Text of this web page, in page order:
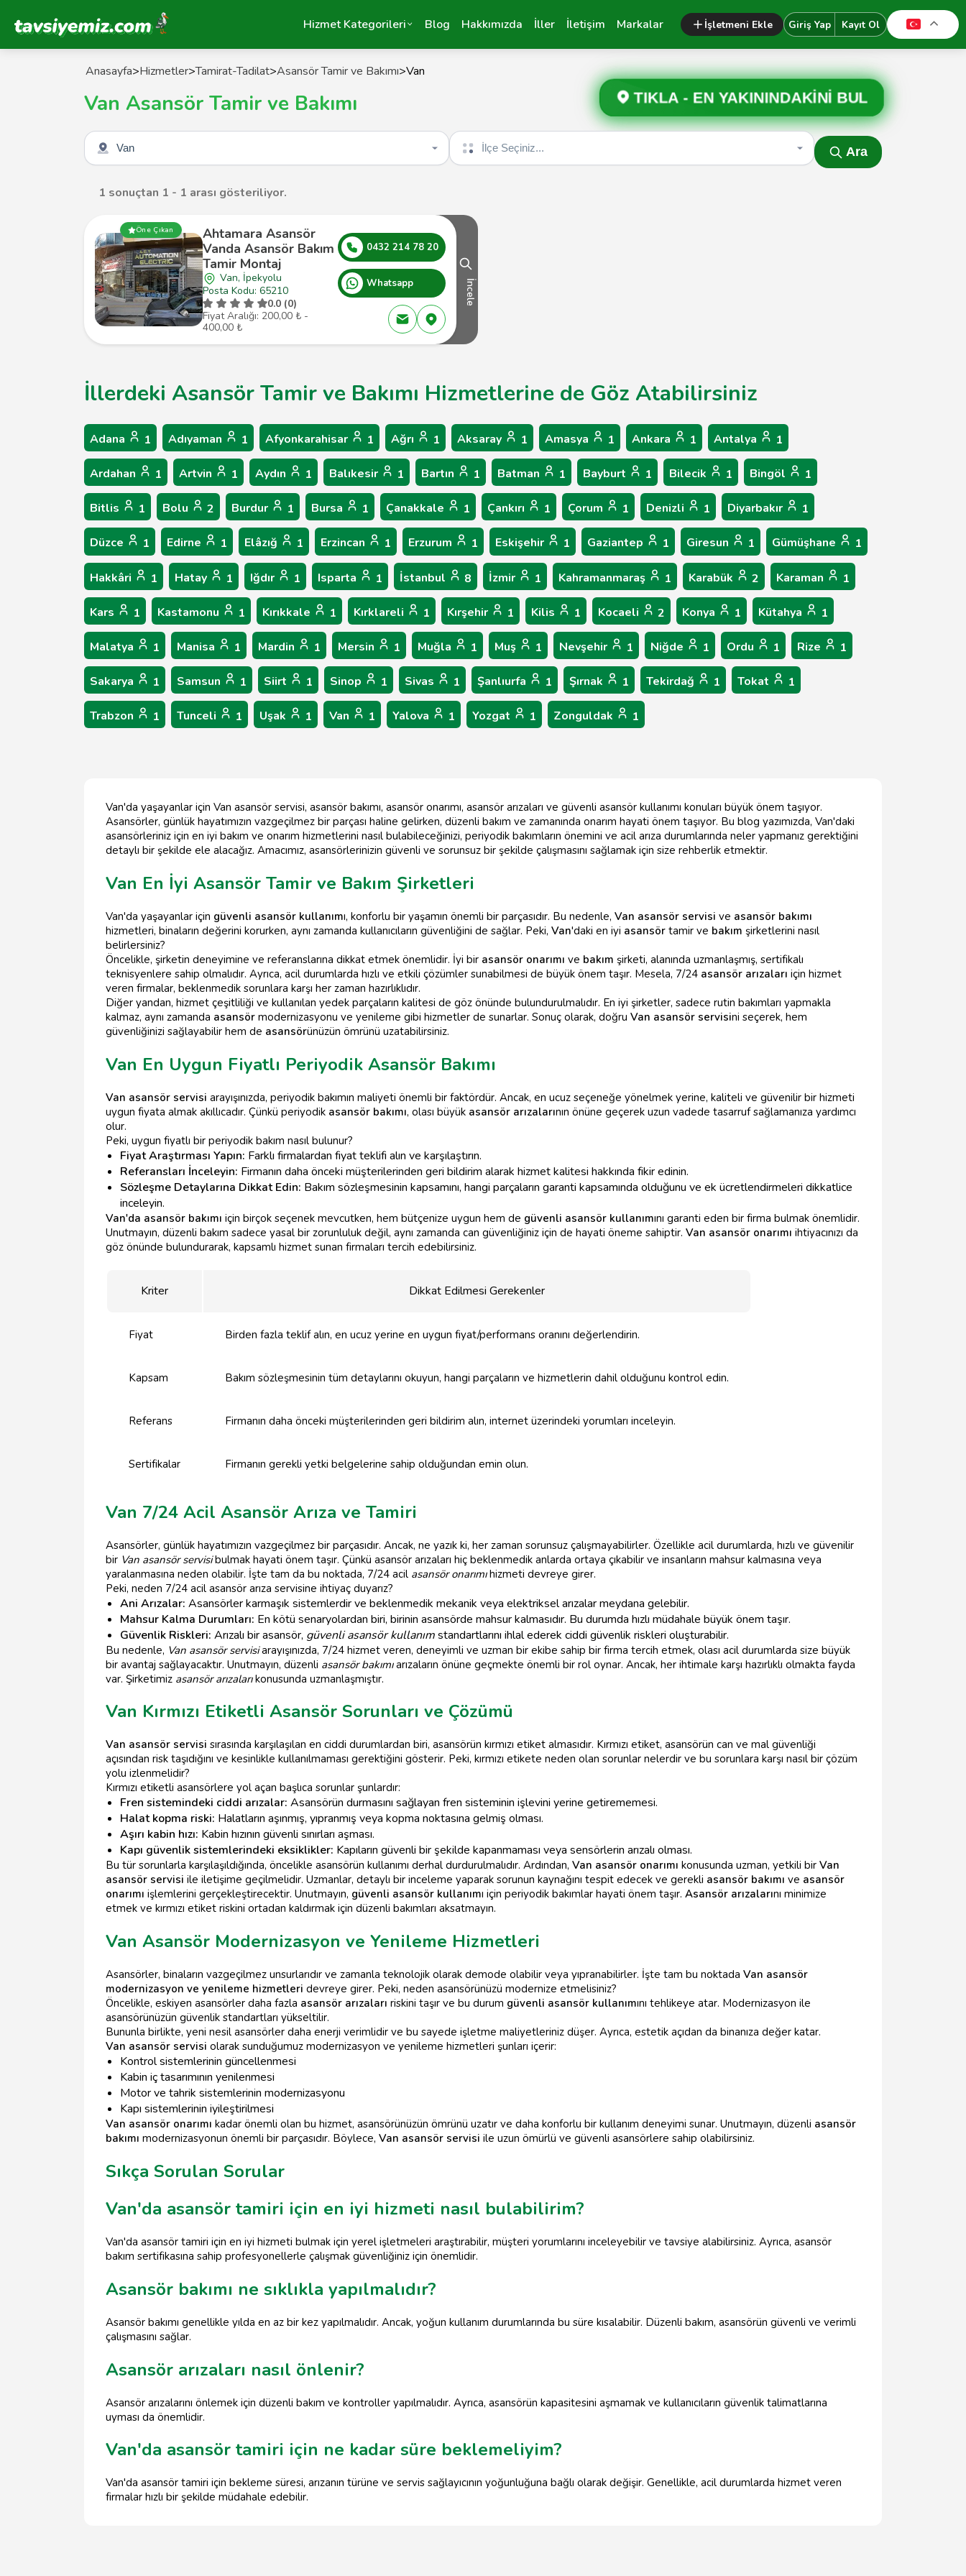
Tavsiyemiz Anasayfa Hizmet Kategorileri Blog Hakkımızda İller İletişim Markalar İşletmeni Ekle Giriş Yap Kayıt Ol
Anasayfa>Hizmetler>Tamirat-Tadilat>Asansör Tamir ve Bakımı>Van
Van Asansör Tamir ve Bakımı TIKLA - EN YAKININDAKİNİ BUL
Şehir seçin İlçe seçin
Ara
1 sonuçtan 1 - 1 arası gösteriliyor.
Öne Çıkan
Ahtamara Asansör
Vanda Asansör Bakım
Tamir Montaj
Van, İpekyolu
Posta Kodu: 65210
0.0 (0)
Fiyat Aralığı: 200,00 ₺ -
400,00 ₺
0432 214 78 20
Whatsapp İncele
İllerdeki Asansör Tamir ve Bakımı Hizmetlerine de Göz Atabilirsiniz
Adana 1 Adıyaman 1 Afyonkarahisar 1 Ağrı 1 Aksaray 1 Amasya 1 Ankara 1 Antalya 1
Ardahan 1 Artvin 1 Aydın 1 Balıkesir 1 Bartın 1 Batman 1 Bayburt 1 Bilecik 1 Bingöl 1
Bitlis 1 Bolu 2 Burdur 1 Bursa 1 Çanakkale 1 Çankırı 1 Çorum 1 Denizli 1 Diyarbakır 1
Düzce 1 Edirne 1 Elâzığ 1 Erzincan 1 Erzurum 1 Eskişehir 1 Gaziantep 1 Giresun 1 Gümüşhane 1
Hakkâri 1 Hatay 1 Iğdır 1 Isparta 1 İstanbul 8 İzmir 1 Kahramanmaraş 1 Karabük 2 Karaman 1
Kars 1 Kastamonu 1 Kırıkkale 1 Kırklareli 1 Kırşehir 1 Kilis 1 Kocaeli 2 Konya 1 Kütahya 1
Malatya 1 Manisa 1 Mardin 1 Mersin 1 Muğla 1 Muş 1 Nevşehir 1 Niğde 1 Ordu 1 Rize 1
Sakarya 1 Samsun 1 Siirt 1 Sinop 1 Sivas 1 Şanlıurfa 1 Şırnak 1 Tekirdağ 1 Tokat 1
Trabzon 1 Tunceli 1 Uşak 1 Van 1 Yalova 1 Yozgat 1 Zonguldak 1
Van'da yaşayanlar için Van asansör servisi, asansör bakımı, asansör onarımı, asansör arızaları ve güvenli asansör kullanımı konuları büyük önem taşıyor.
Asansörler, günlük hayatımızın vazgeçilmez bir parçası haline gelirken, düzenli bakım ve zamanında onarım hayati önem taşıyor. Bu blog yazımızda, Van'daki
asansörleriniz için en iyi bakım ve onarım hizmetlerini nasıl bulabileceğinizi, periyodik bakımların önemini ve acil arıza durumlarında neler yapmanız gerektiğini
detaylı bir şekilde ele alacağız. Amacımız, asansörlerinizin güvenli ve sorunsuz bir şekilde çalışmasını sağlamak için size rehberlik etmektir.
Van En İyi Asansör Tamir ve Bakım Şirketleri
Van'da yaşayanlar için güvenli asansör kullanımı, konforlu bir yaşamın önemli bir parçasıdır. Bu nedenle, Van asansör servisi ve asansör bakımı
hizmetleri, binaların değerini korurken, aynı zamanda kullanıcıların güvenliğini de sağlar. Peki, Van'daki en iyi asansör tamir ve bakım şirketlerini nasıl
belirlersiniz?
Öncelikle, şirketin deneyimine ve referanslarına dikkat etmek önemlidir. İyi bir asansör onarımı ve bakım şirketi, alanında uzmanlaşmış, sertifikalı
teknisyenlere sahip olmalıdır. Ayrıca, acil durumlarda hızlı ve etkili çözümler sunabilmesi de büyük önem taşır. Mesela, 7/24 asansör arızaları için hizmet
veren firmalar, beklenmedik sorunlara karşı her zaman hazırlıklıdır.
Diğer yandan, hizmet çeşitliliği ve kullanılan yedek parçaların kalitesi de göz önünde bulundurulmalıdır. En iyi şirketler, sadece rutin bakımları yapmakla
kalmaz, aynı zamanda asansör modernizasyonu ve yenileme gibi hizmetler de sunarlar. Sonuç olarak, doğru Van asansör servisini seçerek, hem
güvenliğinizi sağlayabilir hem de asansörünüzün ömrünü uzatabilirsiniz.
Van En Uygun Fiyatlı Periyodik Asansör Bakımı
Van asansör servisi arayışınızda, periyodik bakımın maliyeti önemli bir faktördür. Ancak, en ucuz seçeneğe yönelmek yerine, kaliteli ve güvenilir bir hizmeti
uygun fiyata almak akıllıcadır. Çünkü periyodik asansör bakımı, olası büyük asansör arızalarının önüne geçerek uzun vadede tasarruf sağlamanıza yardımcı
olur.
Peki, uygun fiyatlı bir periyodik bakım nasıl bulunur?
Fiyat Araştırması Yapın: Farklı firmalardan fiyat teklifi alın ve karşılaştırın.
Referansları İnceleyin: Firmanın daha önceki müşterilerinden geri bildirim alarak hizmet kalitesi hakkında fikir edinin.
Sözleşme Detaylarına Dikkat Edin: Bakım sözleşmesinin kapsamını, hangi parçaların garanti kapsamında olduğunu ve ek ücretlendirmeleri dikkatlice
inceleyin.
Van'da asansör bakımı için birçok seçenek mevcutken, hem bütçenize uygun hem de güvenli asansör kullanımını garanti eden bir firma bulmak önemlidir.
Unutmayın, düzenli bakım sadece yasal bir zorunluluk değil, aynı zamanda can güvenliğiniz için de hayati öneme sahiptir. Van asansör onarımı ihtiyacınızı da
göz önünde bulundurarak, kapsamlı hizmet sunan firmaları tercih edebilirsiniz.
Kriter Dikkat Edilmesi Gerekenler
Fiyat Birden fazla teklif alın, en ucuz yerine en uygun fiyat/performans oranını değerlendirin.
Kapsam Bakım sözleşmesinin tüm detaylarını okuyun, hangi parçaların ve hizmetlerin dahil olduğunu kontrol edin.
Referans Firmanın daha önceki müşterilerinden geri bildirim alın, internet üzerindeki yorumları inceleyin.
Sertifikalar Firmanın gerekli yetki belgelerine sahip olduğundan emin olun.
Van 7/24 Acil Asansör Arıza ve Tamiri
Asansörler, günlük hayatımızın vazgeçilmez bir parçasıdır. Ancak, ne yazık ki, her zaman sorunsuz çalışmayabilirler. Özellikle acil durumlarda, hızlı ve güvenilir
bir Van asansör servisibulmak hayati önem taşır. Çünkü asansör arızaları hiç beklenmedik anlarda ortaya çıkabilir ve insanların mahsur kalmasına veya
yaralanmasına neden olabilir. İşte tam da bu noktada, 7/24 acil asansör onarımıhizmeti devreye girer.
Peki, neden 7/24 acil asansör arıza servisine ihtiyaç duyarız?
Ani Arızalar: Asansörler karmaşık sistemlerdir ve beklenmedik mekanik veya elektriksel arızalar meydana gelebilir.
Mahsur Kalma Durumları: En kötü senaryolardan biri, birinin asansörde mahsur kalmasıdır. Bu durumda hızlı müdahale büyük önem taşır.
Güvenlik Riskleri: Arızalı bir asansör, güvenli asansör kullanımstandartlarını ihlal ederek ciddi güvenlik riskleri oluşturabilir.
Bu nedenle, Van asansör servisiarayışınızda, 7/24 hizmet veren, deneyimli ve uzman bir ekibe sahip bir firma tercih etmek, olası acil durumlarda size büyük
bir avantaj sağlayacaktır. Unutmayın, düzenli asansör bakımıarızaların önüne geçmekte önemli bir rol oynar. Ancak, her ihtimale karşı hazırlıklı olmakta fayda
var. Şirketimiz asansör arızalarıkonusunda uzmanlaşmıştır.
Van Kırmızı Etiketli Asansör Sorunları ve Çözümü
Van asansör servisi sırasında karşılaşılan en ciddi durumlardan biri, asansörün kırmızı etiket almasıdır. Kırmızı etiket, asansörün can ve mal güvenliği
açısından risk taşıdığını ve kesinlikle kullanılmaması gerektiğini gösterir. Peki, kırmızı etikete neden olan sorunlar nelerdir ve bu sorunlara karşı nasıl bir çözüm
yolu izlenmelidir?
Kırmızı etiketli asansörlere yol açan başlıca sorunlar şunlardır:
Fren sistemindeki ciddi arızalar: Asansörün durmasını sağlayan fren sisteminin işlevini yerine getirememesi.
Halat kopma riski: Halatların aşınmış, yıpranmış veya kopma noktasına gelmiş olması.
Aşırı kabin hızı: Kabin hızının güvenli sınırları aşması.
Kapı güvenlik sistemlerindeki eksiklikler: Kapıların güvenli bir şekilde kapanmaması veya sensörlerin arızalı olması.
Bu tür sorunlarla karşılaşıldığında, öncelikle asansörün kullanımı derhal durdurulmalıdır. Ardından, Van asansör onarımı konusunda uzman, yetkili bir Van
asansör servisi ile iletişime geçilmelidir. Uzmanlar, detaylı bir inceleme yaparak sorunun kaynağını tespit edecek ve gerekli asansör bakımı ve asansör
onarımı işlemlerini gerçekleştirecektir. Unutmayın, güvenli asansör kullanımı için periyodik bakımlar hayati önem taşır. Asansör arızalarını minimize
etmek ve kırmızı etiket riskini ortadan kaldırmak için düzenli bakımları aksatmayın.
Van Asansör Modernizasyon ve Yenileme Hizmetleri
Asansörler, binaların vazgeçilmez unsurlarıdır ve zamanla teknolojik olarak demode olabilir veya yıpranabilirler. İşte tam bu noktada Van asansör
modernizasyon ve yenileme hizmetleri devreye girer. Peki, neden asansörünüzü modernize etmelisiniz?
Öncelikle, eskiyen asansörler daha fazla asansör arızaları riskini taşır ve bu durum güvenli asansör kullanımını tehlikeye atar. Modernizasyon ile
asansörünüzün güvenlik standartları yükseltilir.
Bununla birlikte, yeni nesil asansörler daha enerji verimlidir ve bu sayede işletme maliyetleriniz düşer. Ayrıca, estetik açıdan da binanıza değer katar.
Van asansör servisi olarak sunduğumuz modernizasyon ve yenileme hizmetleri şunları içerir:
Kontrol sistemlerinin güncellenmesi
Kabin iç tasarımının yenilenmesi
Motor ve tahrik sistemlerinin modernizasyonu
Kapı sistemlerinin iyileştirilmesi
Van asansör onarımı kadar önemli olan bu hizmet, asansörünüzün ömrünü uzatır ve daha konforlu bir kullanım deneyimi sunar. Unutmayın, düzenli asansör
bakımı modernizasyonun önemli bir parçasıdır. Böylece, Van asansör servisi ile uzun ömürlü ve güvenli asansörlere sahip olabilirsiniz.
Sıkça Sorulan Sorular
Van'da asansör tamiri için en iyi hizmeti nasıl bulabilirim?
Van'da asansör tamiri için en iyi hizmeti bulmak için yerel işletmeleri araştırabilir, müşteri yorumlarını inceleyebilir ve tavsiye alabilirsiniz. Ayrıca, asansör
bakım sertifikasına sahip profesyonellerle çalışmak güvenliğiniz için önemlidir.
Asansör bakımı ne sıklıkla yapılmalıdır?
Asansör bakımı genellikle yılda en az bir kez yapılmalıdır. Ancak, yoğun kullanım durumlarında bu süre kısalabilir. Düzenli bakım, asansörün güvenli ve verimli
çalışmasını sağlar.
Asansör arızaları nasıl önlenir?
Asansör arızalarını önlemek için düzenli bakım ve kontroller yapılmalıdır. Ayrıca, asansörün kapasitesini aşmamak ve kullanıcıların güvenlik talimatlarına
uyması da önemlidir.
Van'da asansör tamiri için ne kadar süre beklemeliyim?
Van'da asansör tamiri için bekleme süresi, arızanın türüne ve servis sağlayıcının yoğunluğuna bağlı olarak değişir. Genellikle, acil durumlarda hizmet veren
firmalar hızlı bir şekilde müdahale edebilir.